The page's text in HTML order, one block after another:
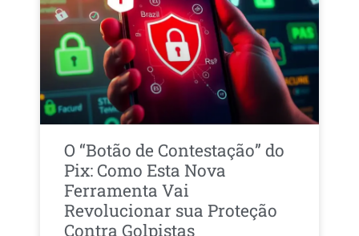
O “Botão de Contestação” do
Pix: Como Esta Nova
Ferramenta Vai
Revolucionar sua Proteção
Contra Golpistas